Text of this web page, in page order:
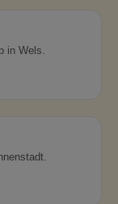
in Wels.